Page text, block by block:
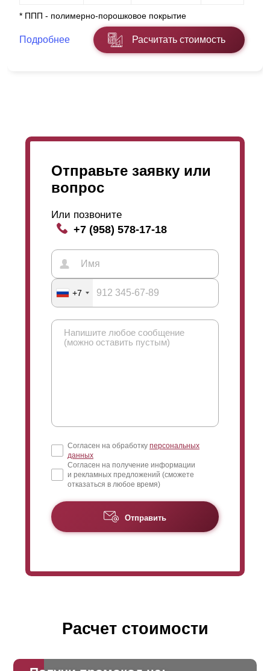
* ППП - полимерно-порошковое покрытие
Подробнее Расчитать стоимость
Отправьте заявку или
вопрос
Или позвоните
+7 (958) 578-17-18
+7
Согласен на обработку персональных
данных
Согласен на получение информации
и рекламных предложений (сможете
отказаться в любое время)
Отправить
Расчет стоимости